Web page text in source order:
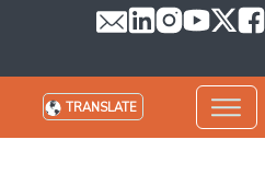
TRANSLATE